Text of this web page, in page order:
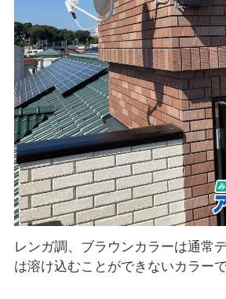
レンガ調、ブラウンカラーは通常
は溶け込むことができないカラーで